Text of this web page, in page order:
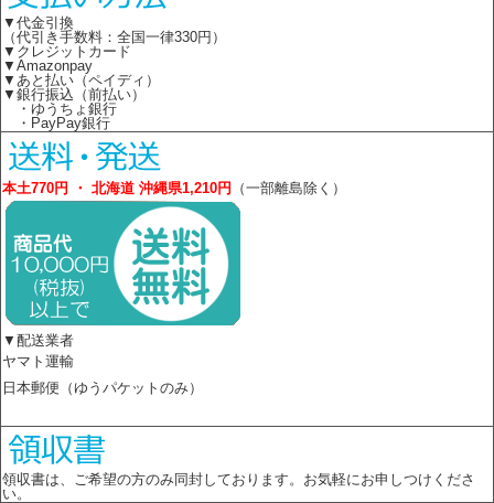
▼代金引換
（代引き手数料：全国一律330円）
▼クレジットカード
▼Amazonpay
▼あと払い（ペイディ）
▼銀行振込（前払い）
・ゆうちょ銀行
・PayPay銀行
本土770円 ・ 北海道 沖縄県1,210円 （一部離島除く）
▼配送業者
ヤマト運輸
日本郵便（ゆうパケットのみ）
領収書は、ご希望の方のみ同封しております。お気軽にお申しつけくださ
い。